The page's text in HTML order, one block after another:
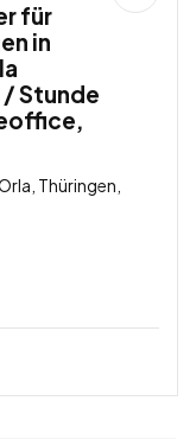
für
in
Stunde
Thüringen,